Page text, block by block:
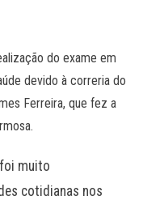
do exame em
devido à correria do
Ferreira, que fez a
muito
cotidianas nos